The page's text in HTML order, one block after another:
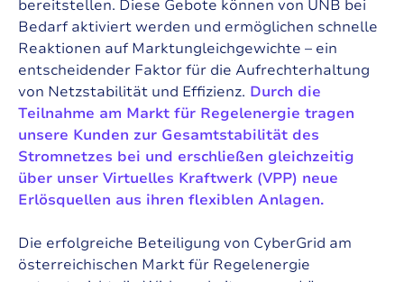
bereitstellen. Diese Gebote können von ÜNB bei
Bedarf aktiviert werden und ermöglichen schnelle
Reaktionen auf Marktungleichgewichte – ein
entscheidender Faktor für die Aufrechterhaltung
von Netzstabilität und Effizienz. Durch die
Teilnahme am Markt für Regelenergie tragen
unsere Kunden zur Gesamtstabilität des
Stromnetzes bei und erschließen gleichzeitig
über unser Virtuelles Kraftwerk (VPP) neue
Erlösquellen aus ihren flexiblen Anlagen.
Die erfolgreiche Beteiligung von CyberGrid am
österreichischen Markt für Regelenergie